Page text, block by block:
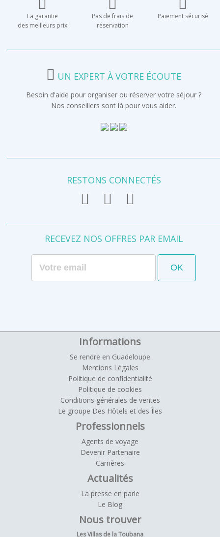
La garantie
des meilleurs prix
Pas de frais de
réservation
Paiement sécurisé
UN EXPERT À VOTRE ÉCOUTE
Besoin d'aide pour organiser ou réserver votre séjour ?
Nos conseillers sont là pour vous aider.
RESTONS CONNECTÉS
RECEVEZ NOS OFFRES PAR EMAIL
Informations
Se rendre en Guadeloupe
Mentions Légales
Politique de confidentialité
Politique de cookies
Conditions générales de ventes
Le groupe Des Hôtels et des Îles
Professionnels
Agents de voyage
Devenir Partenaire
Carrières
Actualités
La presse en parle
Le Blog
Nous trouver
Les Villas de la Toubana